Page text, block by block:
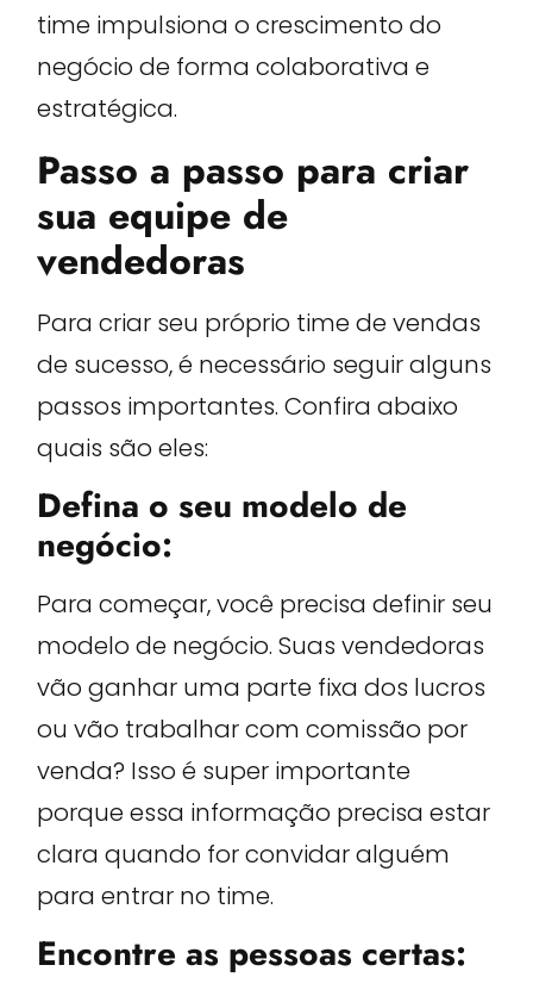
time impulsiona o crescimento do
negócio de forma colaborativa e
estratégica.
Passo a passo para criar
sua equipe de
vendedoras
Para criar seu próprio time de vendas
de sucesso, é necessário seguir alguns
passos importantes. Confira abaixo
quais são eles:
Defina o seu modelo de
negócio:
Para começar, você precisa definir seu
modelo de negócio. Suas vendedoras
vão ganhar uma parte fixa dos lucros
ou vão trabalhar com comissão por
venda? Isso é super importante
porque essa informação precisa estar
clara quando for convidar alguém
para entrar no time.
Encontre as pessoas certas: